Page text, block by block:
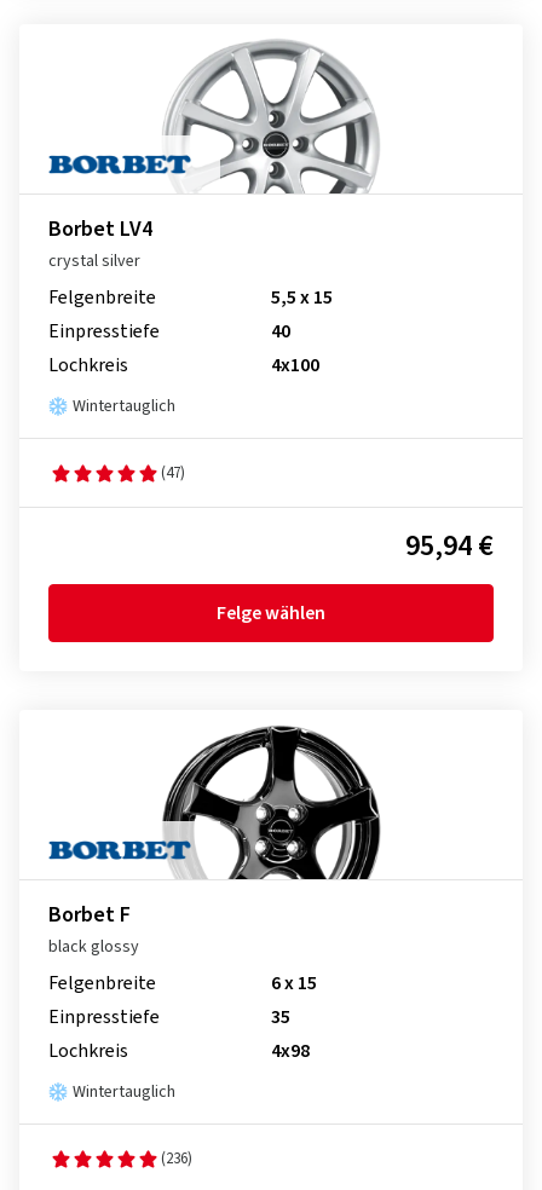
Borbet LV4
crystal silver
Felgenbreite
5,5 x 15
Einpresstiefe
40
Lochkreis
4x100
Wintertauglich
(47)
95,94 €
Felge wählen
Borbet F
black glossy
Felgenbreite
6 x 15
Einpresstiefe
35
Lochkreis
4x98
Wintertauglich
(236)